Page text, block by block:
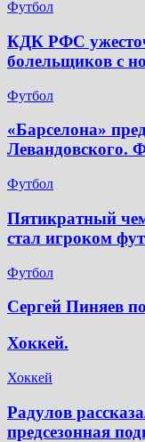
Футбол
КДК РФС
болельщиков с
Футбол
«Барселона»
Левандовского.
Футбол
Пятикратный
стал игроком
Футбол
Сергей Пиняев
Хоккей.
Хоккей
Радулов
предсезонная